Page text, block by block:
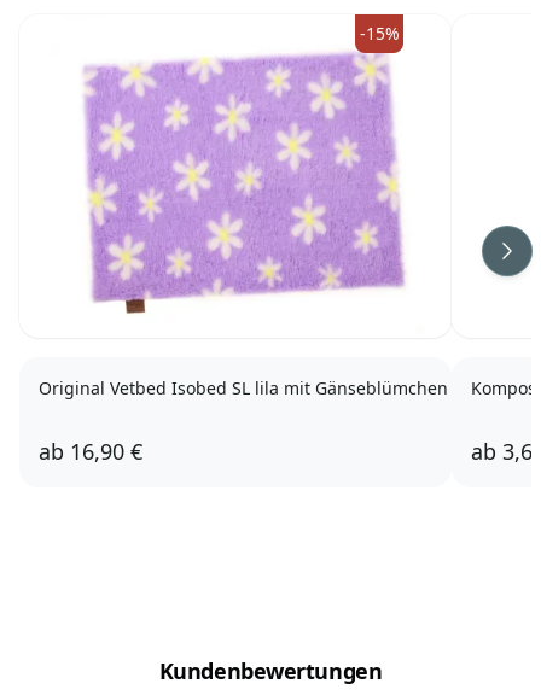
-15%
Original Vetbed Isobed SL lila mit Gänseblümchen
ab 16,90 € ab
Kundenbewertungen